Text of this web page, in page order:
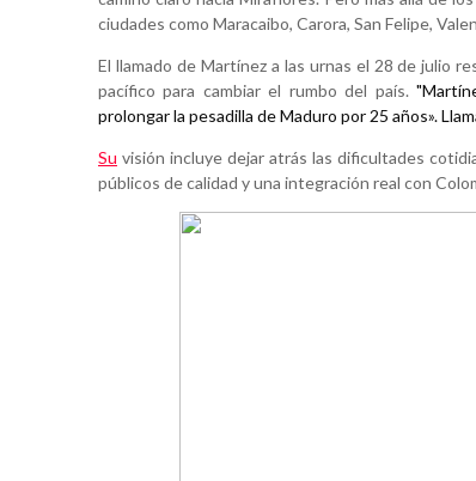
ciudades como Maracaibo, Carora, San Felipe,
El llamado de Martínez a las urnas el 28 de julio
pacífico para cambiar el rumbo del país.
prolongar la pesadilla de Maduro por 25 años».
Su visión incluye dejar atrás las dificultades
públicos de calidad y una integración real con